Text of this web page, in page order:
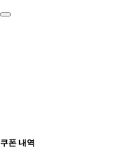
쿠폰 내역